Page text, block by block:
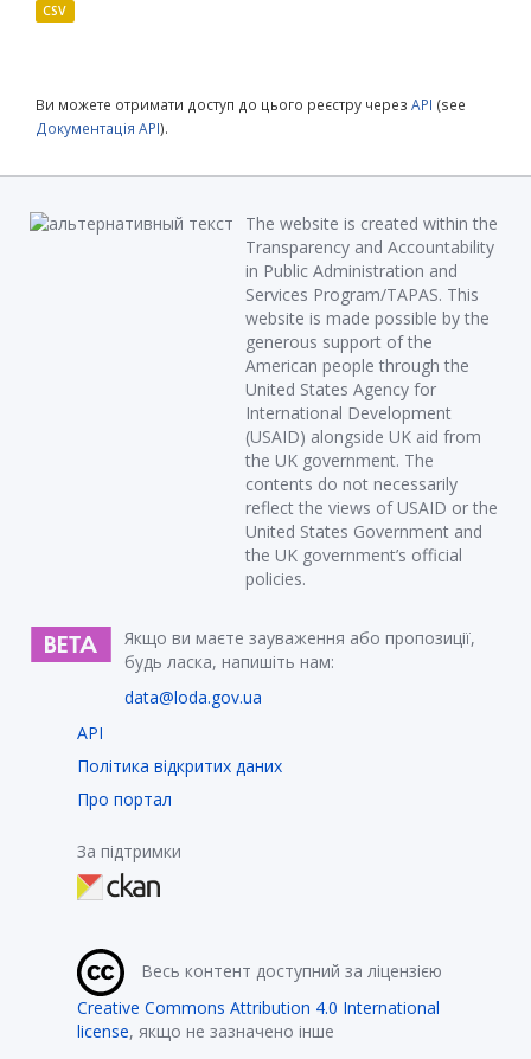
CSV
Ви можете отримати доступ до цього реєстру через API (see
Документація API).
The website is created within the
Transparency and Accountability
in Public Administration and
Services Program/TAPAS. This
website is made possible by the
generous support of the
American people through the
United States Agency for
International Development
(USAID) alongside UK aid from
the UK government. The
contents do not necessarily
reflect the views of USAID or the
United States Government and
the UK government’s official
policies.
Якщо ви маєте зауваження або пропозиції,
будь ласка, напишіть нам:
data@loda.gov.ua
API
Політика відкритих даних
Про портал
За підтримки
Весь контент доступний за ліцензією
Creative Commons Attribution 4.0 International
license, якщо не зазначено інше